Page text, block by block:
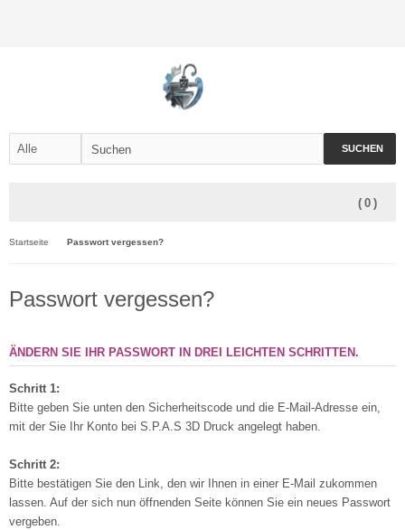
SUCHEN
( 0 )
Startseite Passwort vergessen?
Passwort vergessen?
ÄNDERN SIE IHR PASSWORT IN DREI LEICHTEN SCHRITTEN.
Schritt 1:
Bitte geben Sie unten den Sicherheitscode und die E-Mail-Adresse ein,
mit der Sie Ihr Konto bei S.P.A.S 3D Druck angelegt haben.
Schritt 2:
Bitte bestätigen Sie den Link, den wir Ihnen in einer E-Mail zukommen
lassen. Auf der sich nun öffnenden Seite können Sie ein neues Passwort
vergeben.